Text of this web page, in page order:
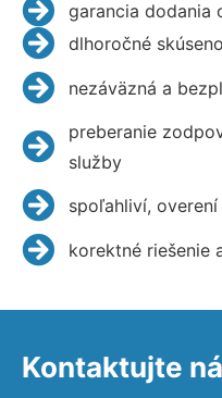
garancia dodania
dlhoročné
nezáväzná a
preberanie
služby
spoľahliví,
korektné riešenie
Kontaktujte